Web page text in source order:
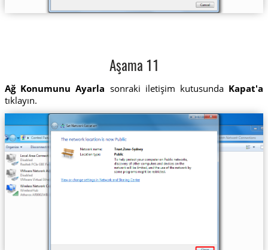
Aşama 11
Ağ Konumunu Ayarla sonraki iletişim kutusunda Kapat'a
tıklayın.